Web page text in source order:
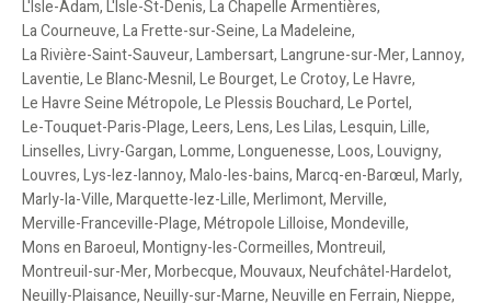
L'Isle-Adam,L'Isle-St-Denis,La Chapelle Armentières,
La Courneuve,La Frette-sur-Seine,La Madeleine,
La Rivière-Saint-Sauveur,Lambersart,Langrune-sur-Mer,Lannoy,
Laventie,Le Blanc-Mesnil,Le Bourget,Le Crotoy,Le Havre,
Le Havre Seine Métropole,Le Plessis Bouchard,Le Portel,
Le-Touquet-Paris-Plage,Leers,Lens,Les Lilas,Lesquin,Lille,
Linselles,Livry-Gargan,Lomme,Longuenesse,Loos,Louvigny,
Louvres,Lys-lez-lannoy,Malo-les-bains,Marcq-en-Barœul,Marly,
Marly-la-Ville,Marquette-lez-Lille,Merlimont,Merville,
Merville-Franceville-Plage,Métropole Lilloise,Mondeville,
Mons en Baroeul,Montigny-les-Cormeilles,Montreuil,
Montreuil-sur-Mer,Morbecque,Mouvaux,Neufchâtel-Hardelot,
Neuilly-Plaisance,Neuilly-sur-Marne,Neuville en Ferrain,Nieppe,